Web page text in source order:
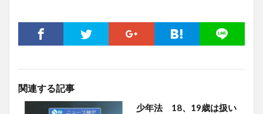
関連する記事
少年法 18、19歳は扱い